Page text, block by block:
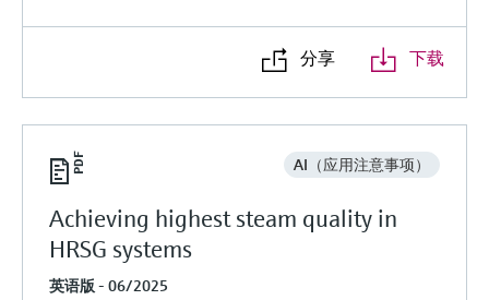
分享 下载
AI（应用注意事项）
Achieving highest steam quality in
HRSG systems
英语版 - 06/2025